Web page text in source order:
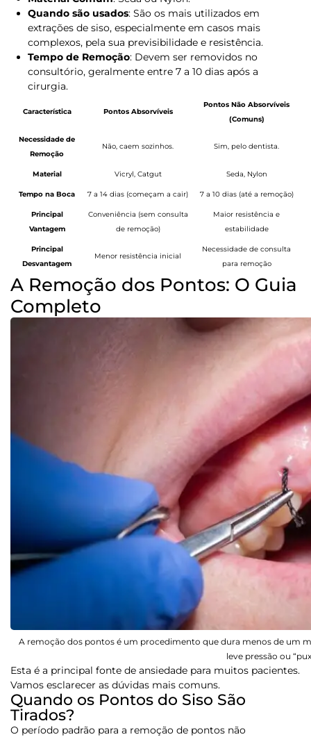
Quando são usados: São os mais utilizados em
extrações de siso, especialmente em casos mais
complexos, pela sua previsibilidade e resistência.
Tempo de Remoção: Devem ser removidos no
consultório, geralmente entre 7 a 10 dias após a
cirurgia.
Característica Pontos Absorvíveis
Pontos Não Absorvíveis
(Comuns)
Necessidade de
Remoção
Não, caem sozinhos. Sim, pelo dentista.
Material Vicryl, Catgut Seda, Nylon
Tempo na Boca 7 a 14 dias (começam a cair) 7 a 10 dias (até a remoção)
Principal
Vantagem
Conveniência (sem consulta
de remoção)
Maior resistência e
estabilidade
Principal
Desvantagem
Menor resistência inicial
Necessidade de consulta
para remoção
A Remoção dos Pontos: O Guia
Completo
A remoção dos pontos é um procedimento que dura menos de um
leve pressão ou
Esta é a principal fonte de ansiedade para muitos pacientes.
Vamos esclarecer as dúvidas mais comuns.
Quando os Pontos do Siso São
Tirados?
O período padrão para a remoção de pontos não